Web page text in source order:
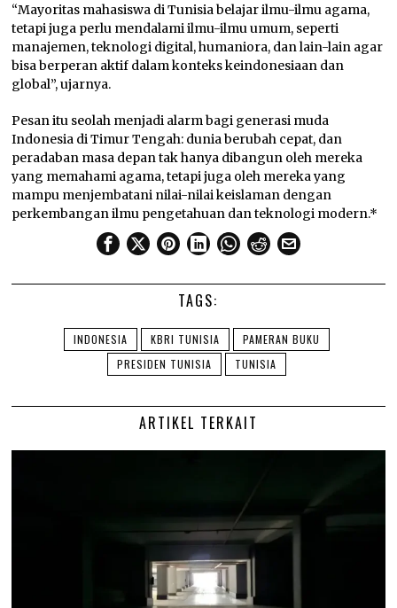
“Mayoritas mahasiswa di Tunisia belajar ilmu-ilmu agama,
tetapi juga perlu mendalami ilmu-ilmu umum, seperti
manajemen, teknologi digital, humaniora, dan lain-lain agar
bisa berperan aktif dalam konteks keindonesiaan dan
global”, ujarnya.
Pesan itu seolah menjadi alarm bagi generasi muda
Indonesia di Timur Tengah: dunia berubah cepat, dan
peradaban masa depan tak hanya dibangun oleh mereka
yang memahami agama, tetapi juga oleh mereka yang
mampu menjembatani nilai-nilai keislaman dengan
perkembangan ilmu pengetahuan dan teknologi modern.*
TAGS:
INDONESIA KBRI TUNISIA
PAMERAN BUKU
PRESIDEN TUNISIA
TUNISIA
ARTIKEL TERKAIT